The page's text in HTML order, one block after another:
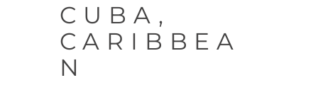
CUBA,
CARIBBEA
N